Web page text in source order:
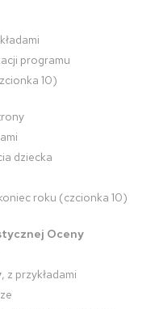
programu
10)
dziecka
roku (czcionka 10)
Oceny
, z przykładami